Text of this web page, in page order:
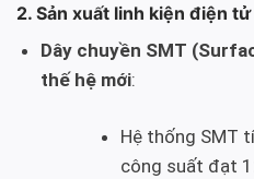
2. Sản xuất linh kiện điện tử
Dây chuyền SMT
thế hệ mới:
Hệ thống SMT
công suất đạt